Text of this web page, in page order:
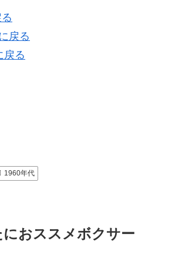
戻る
戻る
1960年代
おススメボクサー